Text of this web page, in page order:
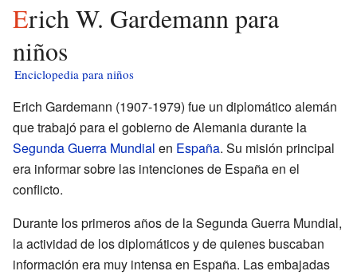
Erich W. Gardemann para
niños
Enciclopedia para niños
Erich Gardemann (1907-1979) fue un diplomático alemán
que trabajó para el gobierno de Alemania durante la
Segunda Guerra Mundial en España. Su misión principal
era informar sobre las intenciones de España en el
conflicto.
Durante los primeros años de la Segunda Guerra Mundial,
la actividad de los diplomáticos y de quienes buscaban
información era muy intensa en España. Las embajadas